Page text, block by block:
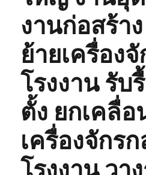
งานก่อสร้า
ย้ายเครื่อง
โรงงาน รับ
ตั้ง ยกเคลื่อ
เครื่องจักร